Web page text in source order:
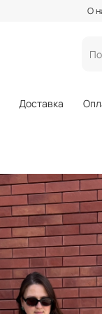
О
Доставка